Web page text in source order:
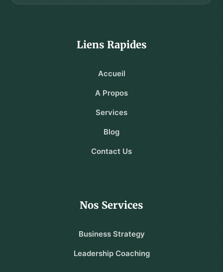
Liens Rapides
Accueil
A Propos
Services
Blog
Contact Us
Nos Services
Business Strategy
Leadership Coaching